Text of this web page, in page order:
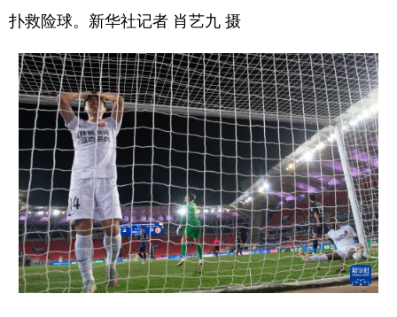
扑救险球。新华社记者 肖艺九 摄